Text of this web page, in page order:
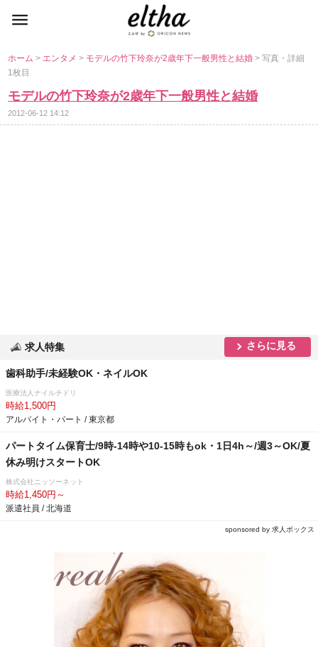
ホーム> エンタメ> モデルの竹下玲奈が2歳年下一般男性と結婚> 写真・詳細
1枚目
モデルの竹下玲奈が2歳年下一般男性と結婚
2012-06-12 14:12
求人特集 さらに見る
歯科助手/未経験OK・ネイルOK
医療法人ナイルチドリ
時給1,500円
アルバイト・パート / 東京都
パートタイム保育士/9時-14時や10-15時もok・1日4h～/週3～OK/夏
休み明けスタートOK
株式会社ニッソーネット
時給1,450円～
派遣社員 / 北海道
sponsored by 求人ボックス